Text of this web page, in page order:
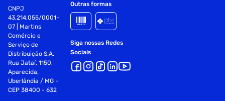
CNPJ
43.214.055/0001-
07 | Martins
Comércio e
Serviço de
Distribuição S.A.
Rua Jataí, 1150,
Aparecida,
Uberlândia / MG -
CEP 38400 - 632
Outras formas
Siga nossas Redes
Sociais